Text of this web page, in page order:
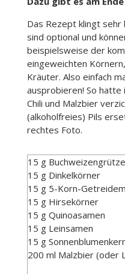
Das Rezept klingt
sind optional und
beispielsweise der
eingeweichten
Kräuter. Also einfach
ausprobieren! So hatte
Chili und Malzbier
(alkoholfreies) Pils
rechtes Foto.
15 g Buchweizengrütze
15 g Dinkelkörner
15 g 5-Korn-
15 g Hirsekörner
15 g Quinoasamen
15 g Leinsamen
15 g
200 ml Malzbier (oder